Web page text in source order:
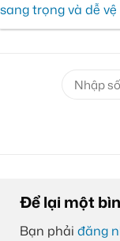
sang trọng và dễ
Để lại một
Bạn phải đăng